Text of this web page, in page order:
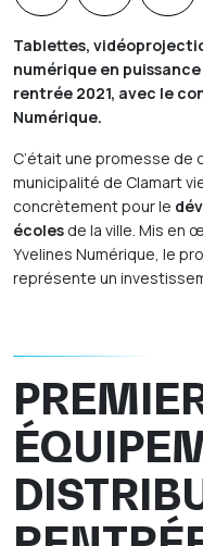
Tablettes,
numérique en
rentrée 2021, avec le
Numérique.
C’était une promesse de
municipalité de Clamart
concrètement pour le
écoles de la ville. Mis en
Yvelines Numérique, le
représente un